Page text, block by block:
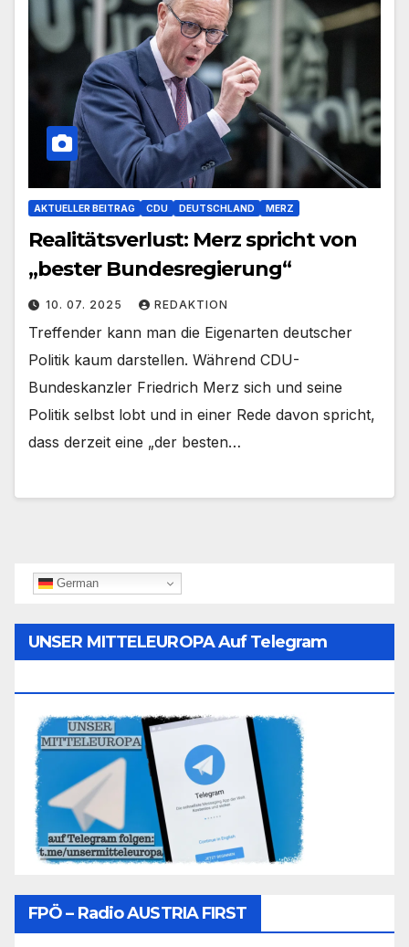
AKTUELLER BEITRAG CDU DEUTSCHLAND MERZ
Realitätsverlust: Merz spricht von
„bester Bundesregierung“
10. 07. 2025 REDAKTION
Treffender kann man die Eigenarten deutscher
Politik kaum darstellen. Während CDU-
Bundeskanzler Friedrich Merz sich und seine
Politik selbst lobt und in einer Rede davon spricht,
dass derzeit eine „der besten…
German
UNSER MITTELEUROPA Auf Telegram
FPÖ – Radio AUSTRIA FIRST